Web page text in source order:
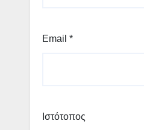
Email *
Ιστότοπος